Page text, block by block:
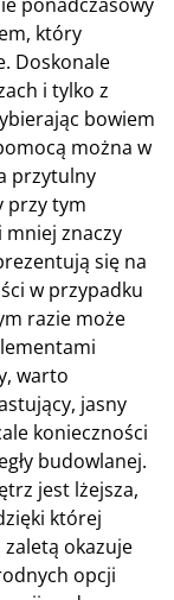
który
Doskonale
i tylko z
bowiem
można w
przytulny
przy tym
mniej znaczy
się na
w przypadku
razie może
warto
jasny
konieczności
budowlanej.
jest lżejsza,
której
zaletą okazuje
opcji